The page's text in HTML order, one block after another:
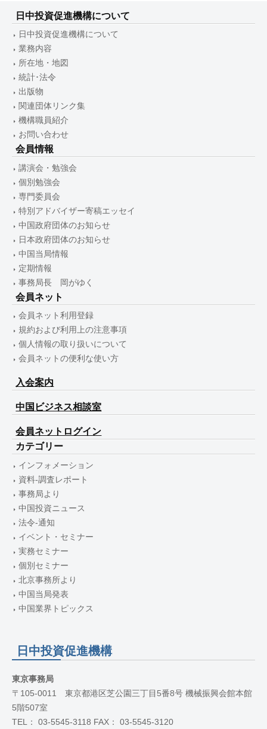
日中投資促進機構について
日中投資促進機構について
業務内容
所在地・地図
統計･法令
出版物
関連団体リンク集
機構職員紹介
お問い合わせ
会員情報
講演会・勉強会
個別勉強会
専門委員会
特別アドバイザー寄稿エッセイ
中国政府団体のお知らせ
日本政府団体のお知らせ
中国当局情報
定期情報
事務局長 岡がゆく
会員ネット
会員ネット利用登録
規約および利用上の注意事項
個人情報の取り扱いについて
会員ネットの便利な使い方
入会案内
中国ビジネス相談室
会員ネットログイン
カテゴリー
インフォメーション
資料-調査レポート
事務局より
中国投資ニュース
法令-通知
イベント・セミナー
実務セミナー
個別セミナー
北京事務所より
中国当局発表
中国業界トピックス
日中投資促進機構
東京事務局
〒105-0011 東京都港区芝公園三丁目5番8号 機械振興会館本館
5階507室
TEL： 03-5545-3118 FAX： 03-5545-3120